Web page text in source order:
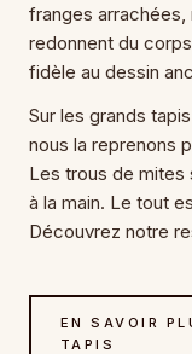
franges
redonnent du
fidèle au dessin
Sur les grands
nous la reprenons
Les trous de mites
à la main. Le tout
Découvrez notre
EN SAVOIR
TAPIS